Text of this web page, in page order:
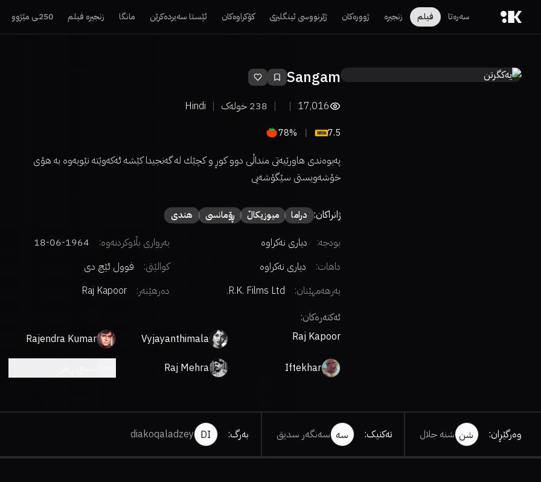
سەرەتا فیلم زنجیرە ژوورەکان ژێرنووسی ئینگلیزی کۆکراوەکان ئێستا سەیردەکرێن مانگا زنجیرە فیلم 250ـی مێژوو
Sangam
17,016
238 خولەک Hindi
7.5
78%
په‌یوه‌ندی هاورێیه‌تی منداڵی دوو كوڕ و كچێك له‌ گه‌نجیدا كێشه‌ ئه‌كه‌وێته‌ نێویه‌وه‌ به‌ هۆی
خۆشه‌ویستی سێگۆشه‌یی
ژانراکان: دراما میوزیكاڵ ڕۆمانسی هندی
بودجە: دیاری نەکراوە بەرواری بڵاوکردنەوە:
1964-06-18
داهات:
دیاری نەکراوە کوالێتی:
فوول ئێچ دی
بەرهەمهێنان:
R.K. Films Ltd. دەرهێنەر:
Raj Kapoor
ئەکتەرەکان:
Raj Kapoor
Vyjayanthimala
Rajendra Kumar
Iftekhar
Raj Mehra
وەرگێڕان: شن شنە جلال تەکنیک: سە سەنگەر سدیق بەرگ:
DI
diakoqaladzey